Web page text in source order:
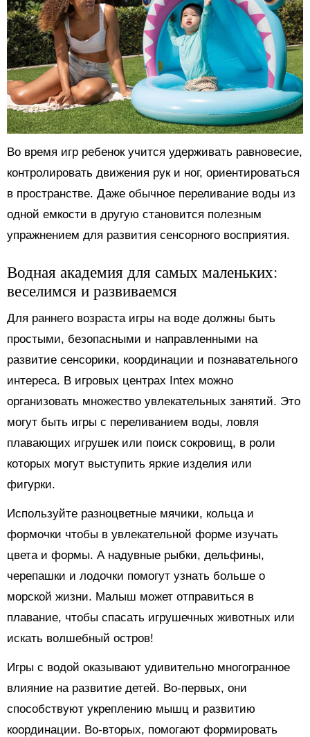
Во время игр ребенок учится удерживать равновесие,
контролировать движения рук и ног, ориентироваться
в пространстве. Даже обычное переливание воды из
одной емкости в другую становится полезным
упражнением для развития сенсорного восприятия.
Водная академия для самых маленьких:
веселимся и развиваемся
Для раннего возраста игры на воде должны быть
простыми, безопасными и направленными на
развитие сенсорики, координации и познавательного
интереса. В игровых центрах Intex можно
организовать множество увлекательных занятий. Это
могут быть игры с переливанием воды, ловля
плавающих игрушек или поиск сокровищ, в роли
которых могут выступить яркие изделия или
фигурки.
Используйте разноцветные мячики, кольца и
формочки чтобы в увлекательной форме изучать
цвета и формы. А надувные рыбки, дельфины,
черепашки и лодочки помогут узнать больше о
морской жизни. Малыш может отправиться в
плавание, чтобы спасать игрушечных животных или
искать волшебный остров!
Игры с водой оказывают удивительно многогранное
влияние на развитие детей. Во-первых, они
способствуют укреплению мышц и развитию
координации. Во-вторых, помогают формировать